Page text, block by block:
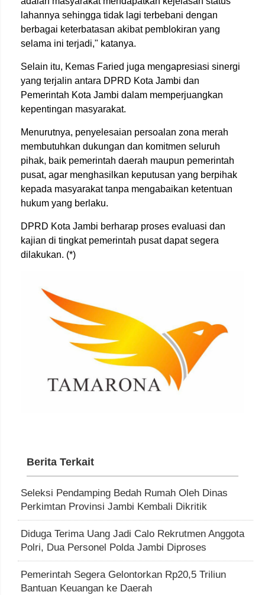
lahannya sehingga tidak lagi terbebani dengan
berbagai keterbatasan akibat pemblokiran yang
selama ini terjadi," katanya.
Selain itu, Kemas Faried juga mengapresiasi sinergi
yang terjalin antara DPRD Kota Jambi dan
Pemerintah Kota Jambi dalam memperjuangkan
kepentingan masyarakat.
Menurutnya, penyelesaian persoalan zona merah
membutuhkan dukungan dan komitmen seluruh
pihak, baik pemerintah daerah maupun pemerintah
pusat, agar menghasilkan keputusan yang berpihak
kepada masyarakat tanpa mengabaikan ketentuan
hukum yang berlaku.
DPRD Kota Jambi berharap proses evaluasi dan
kajian di tingkat pemerintah pusat dapat segera
dilakukan. (*)
Berita Terkait
Seleksi Pendamping Bedah Rumah Oleh Dinas
Perkimtan Provinsi Jambi Kembali Dikritik
Diduga Terima Uang Jadi Calo Rekrutmen Anggota
Polri, Dua Personel Polda Jambi Diproses
Pemerintah Segera Gelontorkan Rp20,5 Triliun
Bantuan Keuangan ke Daerah